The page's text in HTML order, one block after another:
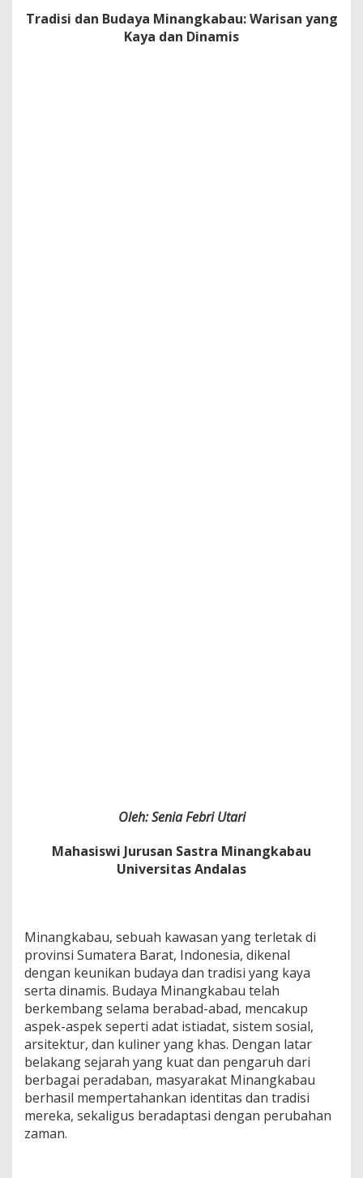
a
n
Tradisi dan Budaya Minangkabau: Warisan yang
Kaya dan Dinamis
Oleh: Senia Febri Utari
Mahasiswi Jurusan Sastra Minangkabau
Universitas Andalas
Minangkabau, sebuah kawasan yang terletak di
provinsi Sumatera Barat, Indonesia, dikenal
dengan keunikan budaya dan tradisi yang kaya
serta dinamis. Budaya Minangkabau telah
berkembang selama berabad-abad, mencakup
aspek-aspek seperti adat istiadat, sistem sosial,
arsitektur, dan kuliner yang khas. Dengan latar
belakang sejarah yang kuat dan pengaruh dari
berbagai peradaban, masyarakat Minangkabau
berhasil mempertahankan identitas dan tradisi
mereka, sekaligus beradaptasi dengan perubahan
zaman.